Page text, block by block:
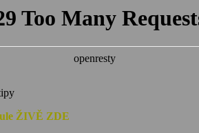
ŽIVĚ ZDE